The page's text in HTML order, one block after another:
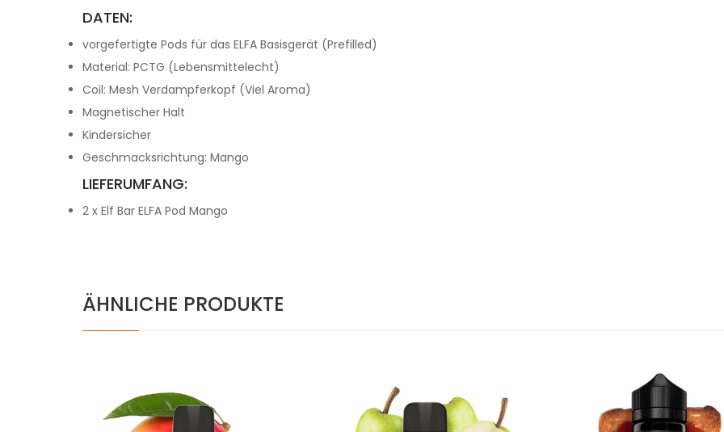
DATEN:
vorgefertigte Pods für das ELFA Basisgerät (Prefilled)
Material: PCTG (Lebensmittelecht)
Coil: Mesh Verdampferkopf (Viel Aroma)
Magnetischer Halt
Kindersicher
Geschmacksrichtung: Mango
LIEFERUMFANG:
2 x Elf Bar ELFA Pod Mango
ÄHNLICHE PRODUKTE